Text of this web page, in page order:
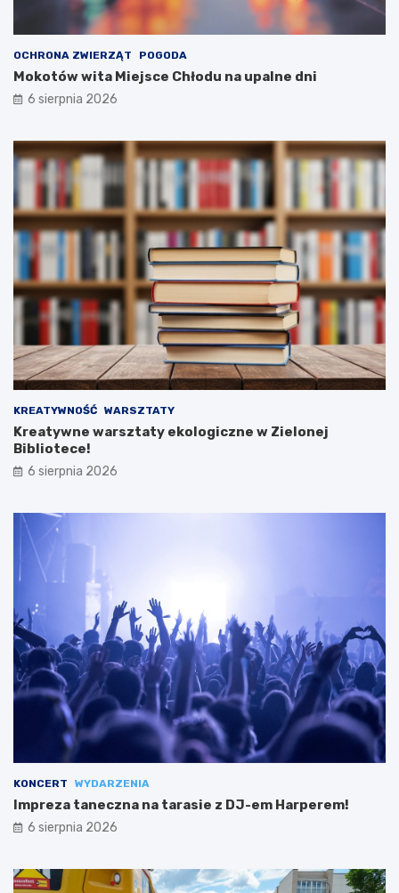
OCHRONA ZWIERZĄT POGODA
Mokotów wita Miejsce Chłodu na upalne dni
6 sierpnia 2026
KREATYWNOŚĆ WARSZTATY
Kreatywne warsztaty ekologiczne w Zielonej
Bibliotece!
6 sierpnia 2026
KONCERT WYDARZENIA
Impreza taneczna na tarasie z DJ-em Harperem!
6 sierpnia 2026